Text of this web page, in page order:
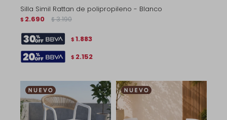
Silla Simil Rattan de polipropileno - Blanco
$ 2.690 $ 3.190
$ 1.883
$ 2.152